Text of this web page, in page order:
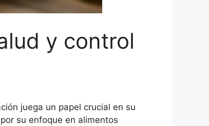
y control
juega un papel crucial en su
su enfoque en alimentos